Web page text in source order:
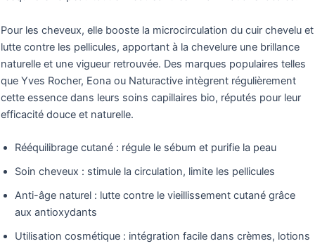
Pour les cheveux, elle booste la microcirculation du cuir chevelu et
lutte contre les pellicules, apportant à la chevelure une brillance
naturelle et une vigueur retrouvée. Des marques populaires telles
que Yves Rocher, Eona ou Naturactive intègrent régulièrement
cette essence dans leurs soins capillaires bio, réputés pour leur
efficacité douce et naturelle.
Rééquilibrage cutané : régule le sébum et purifie la peau
Soin cheveux : stimule la circulation, limite les pellicules
Anti-âge naturel : lutte contre le vieillissement cutané grâce
aux antioxydants
Utilisation cosmétique : intégration facile dans crèmes, lotions